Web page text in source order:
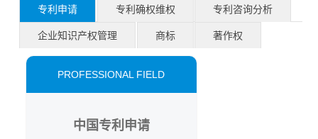
专利申请 专利确权维权 专利咨询分析
企业知识产权管理 商标 著作权
PROFESSIONAL FIELD
中国专利申请